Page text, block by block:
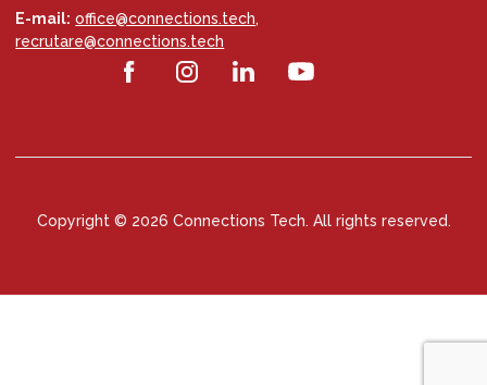
E-mail: office@connections.tech,
recrutare@connections.tech
Copyright © 2026 Connections Tech. All rights reserved.